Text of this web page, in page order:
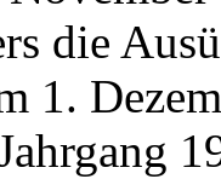
die
1.